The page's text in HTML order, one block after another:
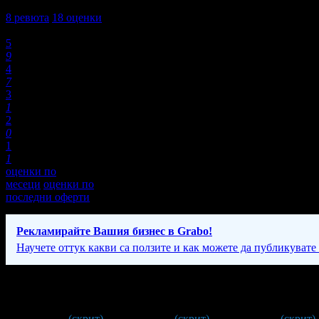
8 ревюта 18 оценки
5
9
4
7
3
1
2
0
1
1
оценки по
месеци оценки по
последни оферти
Рекламирайте Вашия бизнес в Grabo!
Научете оттук какви са ползите и как можете да публикувате